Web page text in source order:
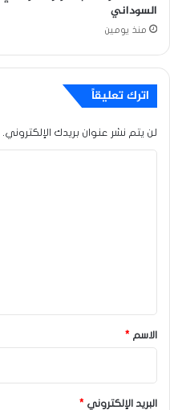
السوداني
منذ يومين
اترك تعليقاً
لن يتم نشر عنوان بريدك الإلكتروني.
*
الاسم *
البريد الإلكتروني *